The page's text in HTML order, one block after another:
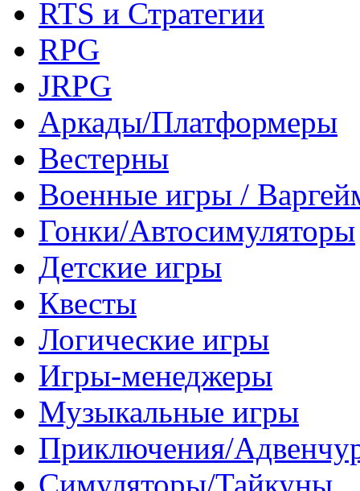
RTS и Стратегии
RPG
JRPG
Аркады/Платформеры
Вестерны
Военные игры /
Гонки/Автосимуляторы
Детские игры
Квесты
Логические игры
Игры-менеджеры
Музыкальные игры
Приключения/